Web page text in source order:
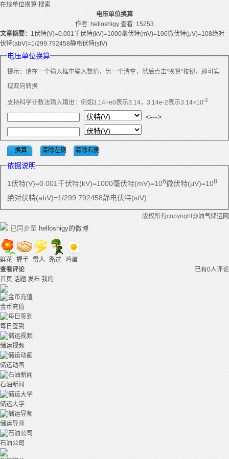
在线单位换算 搜索
电压单位换算
作者: helloshigy 查看: 15253
文章摘要： 1伏特(V)=0.001千伏特(kV)=1000毫伏特(mV)=106微伏特(μV)=108绝对
伏特(abV)=1/299.792458静电伏特(stV)
电压单位换算
提示：请在一个输入框中输入数值，另一个清空，然后点击“换算”按钮，即可实
现双向转换
支持科学计数法输入输出：例如3.14+e0表示3.14，3.14e-2表示3.14×10-2
<--->
依据说明
1伏特(V)=0.001千伏特(kV)=1000毫伏特(mV)=106微伏特(μV)=108
绝对伏特(abV)=1/299.792458静电伏特(stV)
版权所有copyright@油气储运网
已同步至 helloshigy的微博
鲜花 握手 雷人 路过 鸡蛋
已有0人评论
查看评论
首页 话题 发布 我的
金币充值
每日签到
储运视频
储运动画
石油新闻
储运大学
储运导师
石油公司